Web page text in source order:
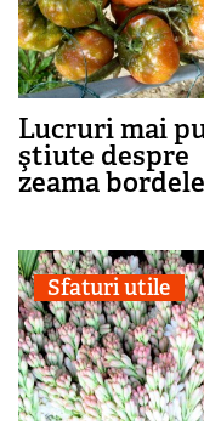
Lucruri mai
ştiute despre
zeama
Sfaturi utile